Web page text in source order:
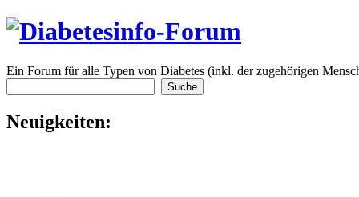
Ein Forum für alle Typen von Diabetes (inkl. der zugehörigen
Neuigkeiten: